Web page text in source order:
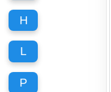
H
L
P